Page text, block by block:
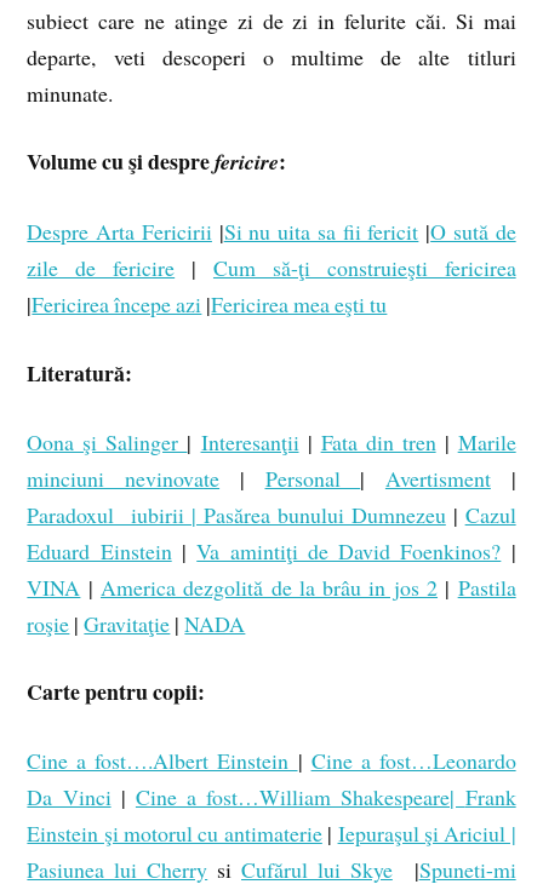
subiect care ne atinge zi de zi in felurite căi. Si mai
departe, veti descoperi o multime de alte titluri
minunate.
Volume cu şi desprefericire:
Despre Arta Fericirii|Si nu uita sa fii fericit |O sută de
zile de fericire | Cum să-ţi construieşti fericirea
|Fericirea începe azi |Fericirea mea eşti tu
Literatură:
Oona şi Salinger | Interesanţii | Fata din tren | Marile
minciuni nevinovate | Personal | Avertisment|
Paradoxul iubirii | Pasărea bunului Dumnezeu | Cazul
Eduard Einstein |Va amintiţi de David Foenkinos? |
VINA | America dezgolită de la brâu in jos 2 | Pastila
roşie |Gravitaţie |NADA
Carte pentru copii:
Cine a fost….Albert Einstein | Cine a fost…Leonardo
Da Vinci| Cine a fost…William Shakespeare| Frank
Einstein şi motorul cu antimaterie| Iepuraşul şi Ariciul |
Pasiunea lui Cherry siCufărul lui Skye|Spuneti-mi